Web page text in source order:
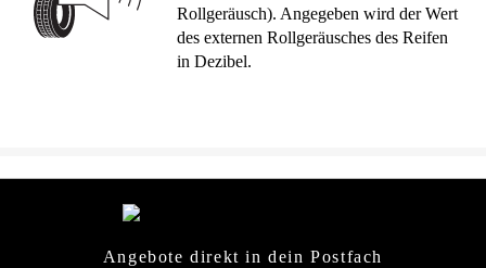
Rollgeräusch). Angegeben wird der Wert
des externen Rollgeräusches des Reifen
in Dezibel.
Angebote direkt in dein Postfach